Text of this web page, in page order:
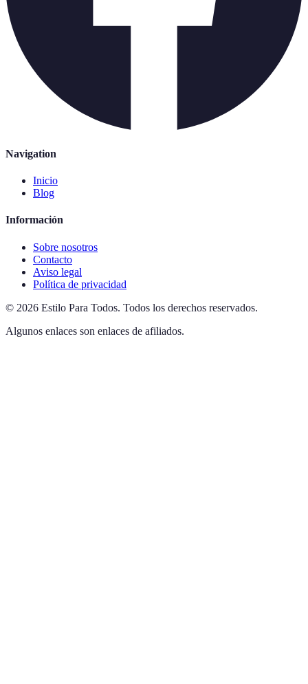
Navigation
Inicio
Blog
Información
Sobre nosotros
Contacto
Aviso legal
Política de privacidad
© 2026 Estilo Para Todos. Todos los derechos reservados.
Algunos enlaces son enlaces de afiliados.